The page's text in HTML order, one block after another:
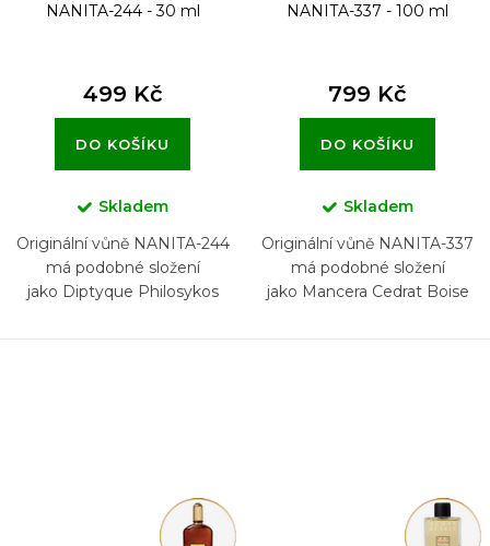
NANITA-244 - 30 ml
499 Kč
DO KOŠÍKU
Skladem
Originální vůně NANITA-244
má podobné složení
jako Diptyque Philosykos
NANITA-337 - 100 ml
799 Kč
DO KOŠÍKU
Skladem
Originální vůně NANITA-337
má podobné složení
jako Mancera Cedrat Boise